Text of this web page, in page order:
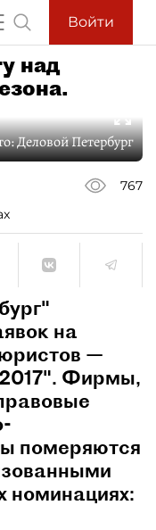
Войти
над
Деловой Петербург
767
на
—
Фирмы,
померяются
номинациях: